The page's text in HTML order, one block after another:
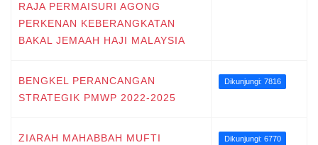
RAJA PERMAISURI AGONG
PERKENAN KEBERANGKATAN
BAKAL JEMAAH HAJI MALAYSIA
BENGKEL PERANCANGAN
STRATEGIK PMWP 2022-2025
Dikunjungi: 7816
ZIARAH MAHABBAH MUFTI
Dikunjungi: 6770